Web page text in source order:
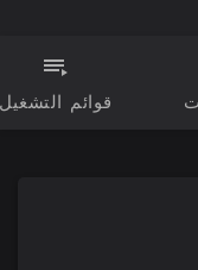
قوائم التشغيل